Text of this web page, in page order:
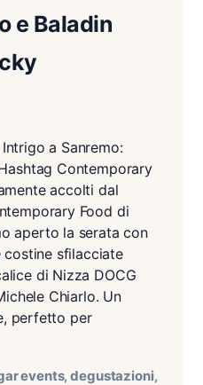
e Baladin
a Sanremo:
Contemporary
accolti dal
Food di
aperto la serata con
costine sfilacciate
di Nizza DOCG
Chiarlo. Un
perfetto per
events,degustazioni,